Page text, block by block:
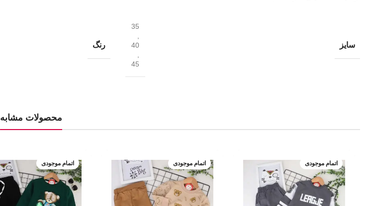
سایز
35
40
45
رنگ
محصولات مشابه
اتمام موجودی اتمام موجودی اتمام موجودی